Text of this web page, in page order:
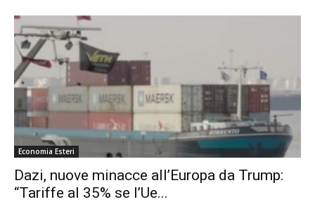
Economia Esteri
Dazi, nuove minacce all’Europa da Trump:
“Tariffe al 35% se l’Ue...